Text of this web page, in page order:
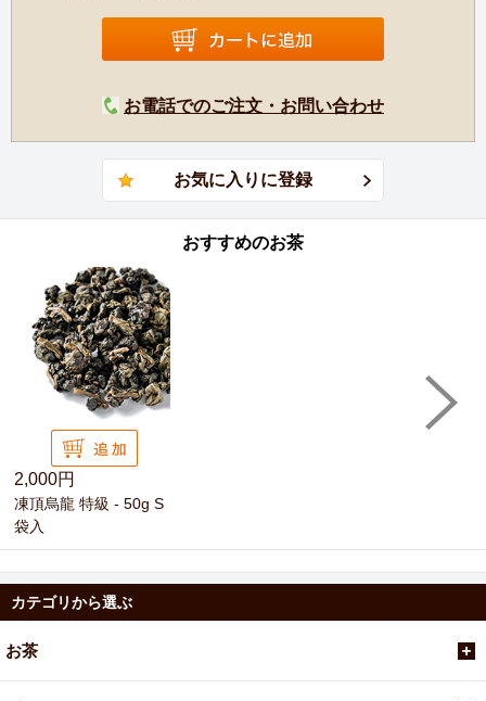
お電話でのご注文・お問い合わせ
おすすめのお茶
2,000円
凍頂烏龍 特級 - 50g S
袋入
カテゴリから選ぶ
お茶